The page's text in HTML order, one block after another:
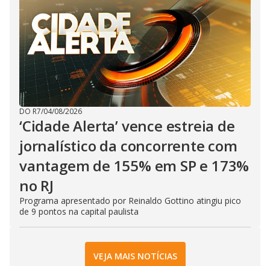
DO R7/04/08/2026
‘Cidade Alerta’ vence estreia de
jornalístico da concorrente com
vantagem de 155% em SP e 173%
no RJ
Programa apresentado por Reinaldo Gottino atingiu pico
de 9 pontos na capital paulista
VEJA MAIS NOTÍCIAS